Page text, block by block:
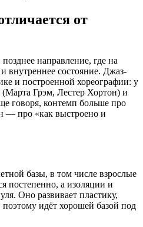
от
направление, где на
внутреннее состояние. Джаз-
и построенной хореографии: у
Грэм, Лестер Хортон) и
говоря, контемп больше про
— про «как выстроено и
базы, в том числе взрослые
постепенно, а изоляции и
Оно развивает пластику,
идёт хорошей базой под